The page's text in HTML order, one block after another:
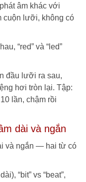
âm khác với
cuộn lưỡi, không có
“red” và “led”
đầu lưỡi ra sau,
hơi tròn lại. Tập:
lần, chậm rồi
dài và ngắn
và ngắn — hai từ có
“bit” vs “beat”,